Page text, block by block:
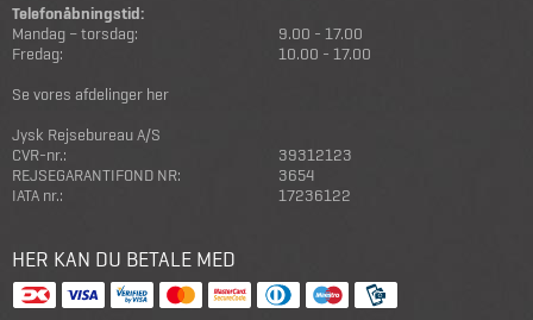
Telefonåbningstid:
Mandag – torsdag:
9.00 - 17.00
Fredag:
10.00 - 17.00
Se vores afdelinger her
Jysk Rejsebureau A/S
CVR-nr.:
39312123
REJSEGARANTIFOND NR:
3654
IATA nr.:
17236122
HER KAN DU BETALE MED